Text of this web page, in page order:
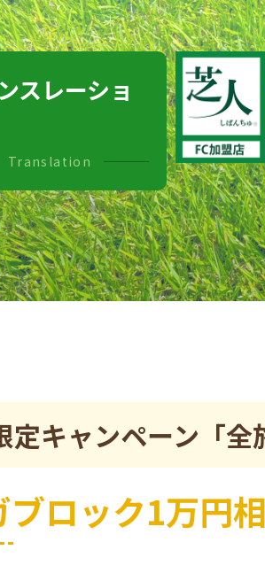
スレーショ
Translation
定キャンペーン「全
ブロック1万円